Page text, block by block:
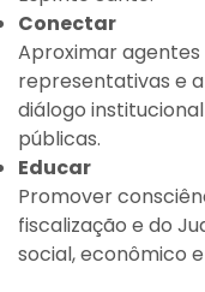
Conectar
Aproximar agentes
representativas e
diálogo
públicas.
Educar
Promover
fiscalização e do
social, econômico